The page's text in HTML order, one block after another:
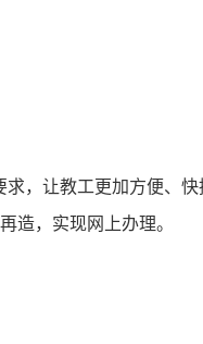
求，让教工更加方便、
造，实现网上办理。